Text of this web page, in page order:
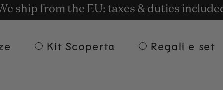
gratuita per ordini superiori a
ship from the EU: taxes & duties
rewards for shopping with
Kit Scoperta Regali e set